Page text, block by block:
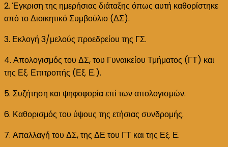
2. Έγκριση της ημερήσιας διάταξης όπως αυτή καθορίστηκε
από το Διοικητικό Συμβούλιο (ΔΣ).
3. Εκλογή 3/μελούς προεδρείου της ΓΣ.
4. Απολογισμός του ΔΣ, του Γυναικείου Τμήματος (ΓΤ) και
της Εξ. Επιτροπής (Εξ. Ε.).
5. Συζήτηση και ψηφοφορία επί των απολογισμών.
6. Καθορισμός του ύψους της ετήσιας συνδρομής.
7. Απαλλαγή του ΔΣ, της ΔΕ του ΓΤ και της Εξ. Ε.